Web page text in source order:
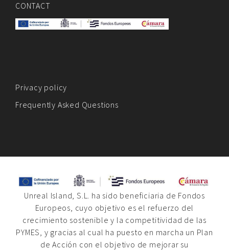
CONTACT
Privacy policy
Frequently Asked Questions
Unreal Island, S.L. ha sido beneficiaria de Fondos
Europeos, cuyo objetivo es el refuerzo del
crecimiento sostenible y la competitividad de las
PYMES, y gracias al cual ha puesto en marcha un Plan
de Acción con el objetivo de mejorar su